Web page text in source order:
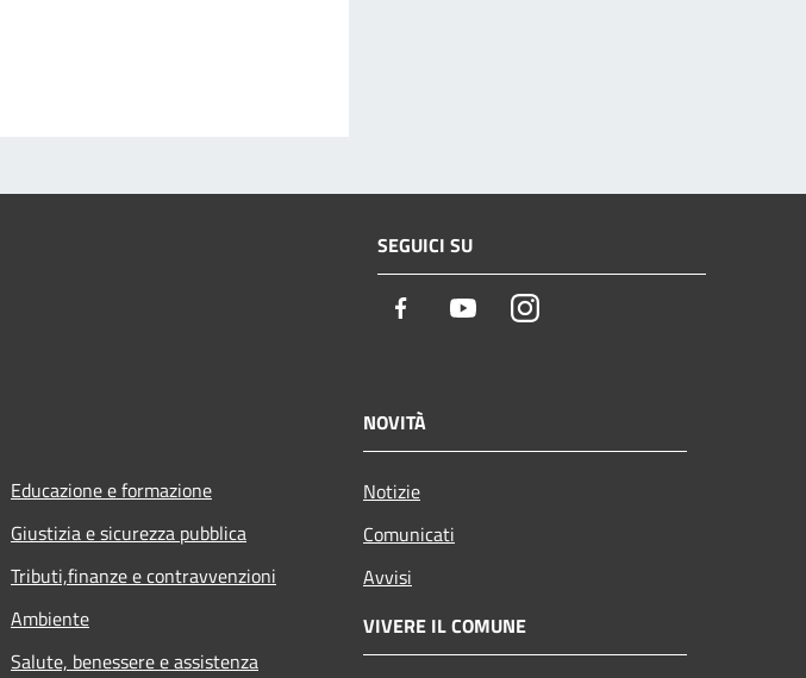
SEGUICI SU
Facebook YoutubeInstagram
Educazione e formazione
Giustizia e sicurezza pubblica
Tributi,finanze e contravvenzioni
Ambiente
Salute, benessere e assistenza
NOVITÀ
Notizie
Comunicati
Avvisi
VIVERE IL COMUNE